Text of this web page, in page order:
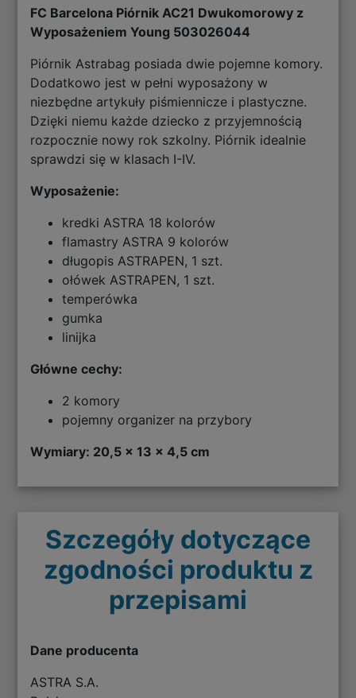
FC Barcelona Piórnik AC21 Dwukomorowy z
Wyposażeniem Young 503026044
Piórnik Astrabag posiada dwie pojemne komory.
Dodatkowo jest w pełni wyposażony w
niezbędne artykuły piśmiennicze i plastyczne.
Dzięki niemu każde dziecko z przyjemnością
rozpocznie nowy rok szkolny. Piórnik idealnie
sprawdzi się w klasach I-IV.
Wyposażenie:
kredki ASTRA 18 kolorów
flamastry ASTRA 9 kolorów
długopis ASTRAPEN, 1 szt.
ołówek ASTRAPEN, 1 szt.
temperówka
gumka
linijka
Główne cechy:
2 komory
pojemny organizer na przybory
Wymiary: 20,5 x 13 x 4,5 cm
Szczegóły dotyczące
zgodności produktu z
przepisami
Dane producenta
ASTRA S.A.